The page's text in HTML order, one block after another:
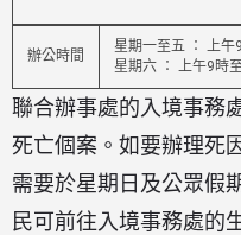
辦公時間
星期一至五 ： 上
星期六 ： 上午9時
聯合辦事處的入境事務
死亡個案。如要辦理死
需要於星期日及公眾假
民可前往入境事務處的